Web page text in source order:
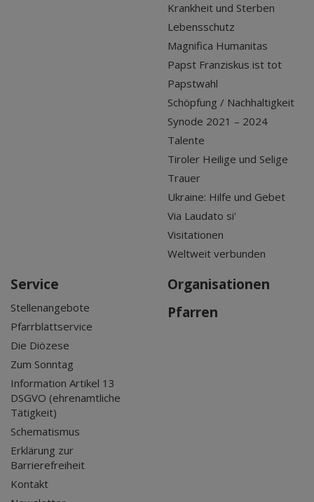
Krankheit und Sterben
Lebensschutz
Magnifica Humanitas
Papst Franziskus ist tot
Papstwahl
Schöpfung / Nachhaltigkeit
Synode 2021 – 2024
Talente
Tiroler Heilige und Selige
Trauer
Ukraine: Hilfe und Gebet
Via Laudato si'
Visitationen
Weltweit verbunden
Service
Stellenangebote
Pfarrblattservice
Die Diözese
Zum Sonntag
Information Artikel 13
DSGVO (ehrenamtliche
Tätigkeit)
Schematismus
Erklärung zur
Barrierefreiheit
Kontakt
Organisationen
Pfarren